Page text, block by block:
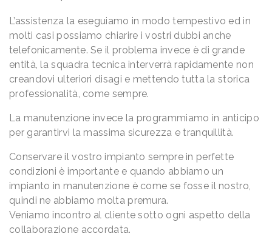
L’assistenza la eseguiamo in modo tempestivo ed in
molti casi possiamo chiarire i vostri dubbi anche
telefonicamente. Se il problema invece è di grande
entità, la squadra tecnica interverrà rapidamente non
creandovi ulteriori disagi e mettendo tutta la storica
professionalità, come sempre.
La manutenzione invece la programmiamo in anticipo
per garantirvi la massima sicurezza e tranquillità.
Conservare il vostro impianto sempre in perfette
condizioni è importante e quando abbiamo un
impianto in manutenzione è come se fosse il nostro,
quindi ne abbiamo molta premura.
Veniamo incontro al cliente sotto ogni aspetto della
collaborazione accordata.